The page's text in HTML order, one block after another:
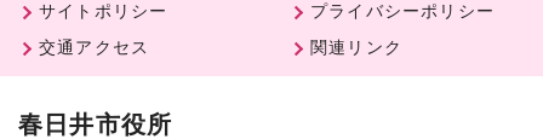
サイトポリシー
プライバシーポリシー
交通アクセス
関連リンク
春日井市役所